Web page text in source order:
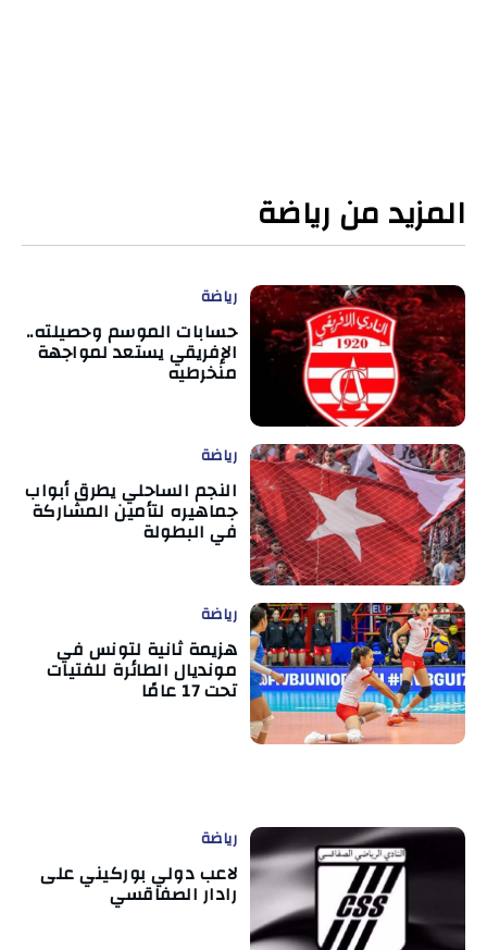
المزيد من رياضة
رياضة
حسابات الموسم وحصيلته..
الإفريقي يستعد لمواجهة
منخرطيه
رياضة
النجم الساحلي يطرق أبواب
جماهيره لتأمين المشاركة
في البطولة
رياضة
هزيمة ثانية لتونس في
مونديال الطائرة للفتيات
تحت 17 عامًا
رياضة
لاعب دولي بوركيني على
رادار الصفاقسي